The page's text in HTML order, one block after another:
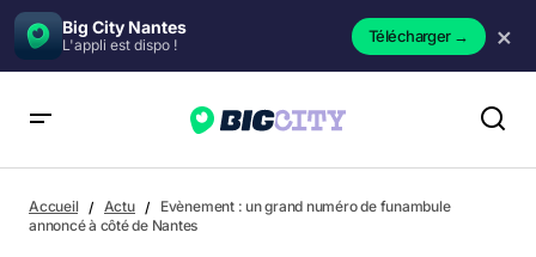
Big City Nantes
L'appli est dispo ! Télécharger→ ×
côté de Nantes
Accueil Actu
Evènement : un grand numéro de funambule
annoncé à côté de Nantes